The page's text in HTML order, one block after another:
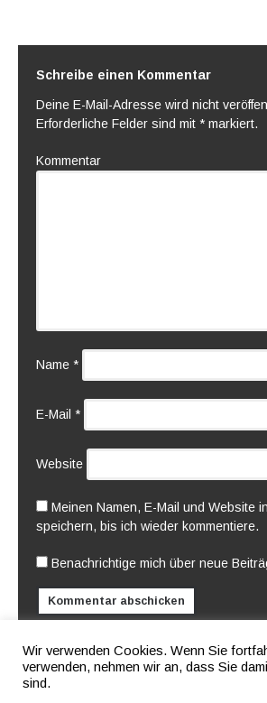
Schreibe einen Kommentar
Deine E-Mail-Adresse wird nicht
Erforderliche Felder sind mit * markiert.
Kommentar
Name *
E-Mail *
Website
Meinen Namen, E-Mail und Website
speichern, bis ich wieder kommentiere.
Benachrichtige mich über neue
Current ye@r*
Wir verwenden Cookies. Wenn Sie
verwenden, nehmen wir an, dass Sie
sind.